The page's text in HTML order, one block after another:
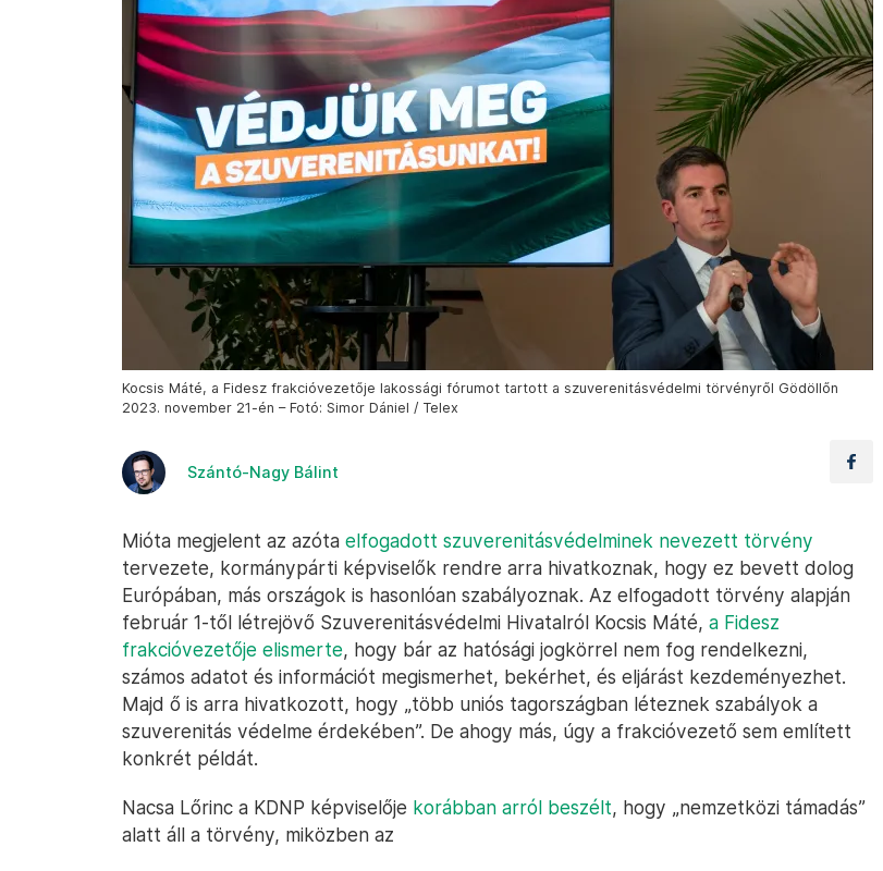
Kocsis Máté, a Fidesz frakcióvezetője lakossági fórumot tartott a szuverenitásvédelmi törvényről Gödöllőn
2023. november 21-én – Fotó: Simor Dániel / Telex
Szántó-Nagy Bálint
Mióta megjelent az azóta elfogadott szuverenitásvédelminek nevezett törvény
tervezete, kormánypárti képviselők rendre arra hivatkoznak, hogy ez bevett dolog
Európában, más országok is hasonlóan szabályoznak. Az elfogadott törvény alapján
február 1-től létrejövő Szuverenitásvédelmi Hivatalról Kocsis Máté, a Fidesz
frakcióvezetője elismerte, hogy bár az hatósági jogkörrel nem fog rendelkezni,
számos adatot és információt megismerhet, bekérhet, és eljárást kezdeményezhet.
Majd ő is arra hivatkozott, hogy „több uniós tagországban léteznek szabályok a
szuverenitás védelme érdekében”. De ahogy más, úgy a frakcióvezető sem említett
konkrét példát.
Nacsa Lőrinc a KDNP képviselője korábban arról beszélt, hogy „nemzetközi támadás”
alatt áll a törvény, miközben az